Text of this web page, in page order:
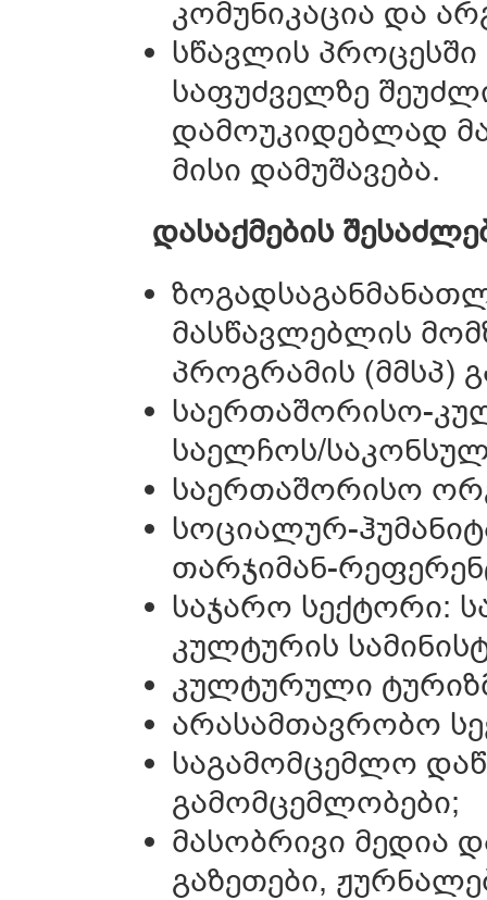
კომუნიკაცია და
სწავლის პროცესში
საფუძველზე
დამოუკიდებლად
მისი დამუშავება.
დასაქმების
მასწავლებლის
პროგრამის (მმსპ)
საერთაშორისო-
საელჩოს/
საერთაშორისო
სოციალურ-
თარჯიმან-
საჯარო სექტორი:
კულტურის
კულტურული
არასამთავრობო
საგამომცემლო
გამომცემლობები;
მასობრივი მედია
გაზეთები,